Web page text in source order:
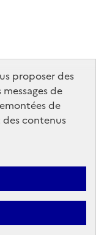
proposer des
de
de
contenus
générale de